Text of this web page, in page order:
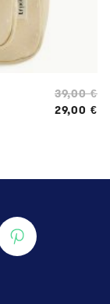
39,00€
29,00 €